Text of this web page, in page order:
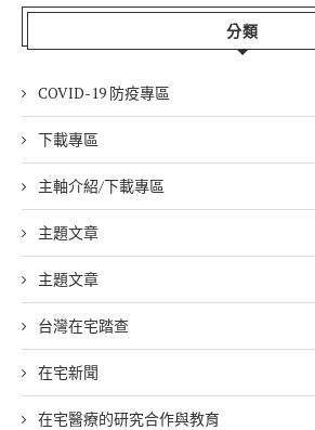
分類
COVID-19 防疫專區
下載專區
主軸介紹/下載專區
主題文章
主題文章
台灣在宅踏查
在宅新聞
在宅醫療的研究合作與教育